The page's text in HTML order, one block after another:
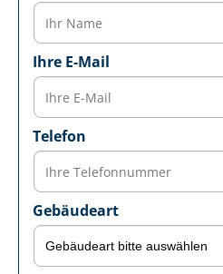
Ihre E-Mail
Telefon
Gebäudeart